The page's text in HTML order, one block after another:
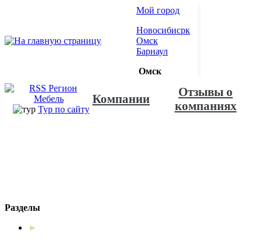
Мой город
Новосибисрк
Омск
Барнаул
Омск
Тур по сайту
Компании
Отзывы о
компаниях
Разделы
►